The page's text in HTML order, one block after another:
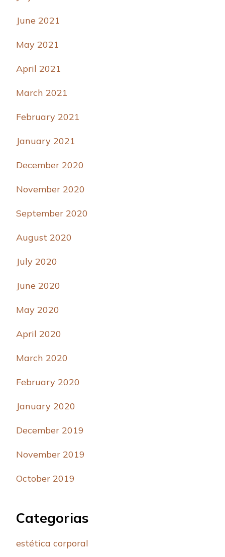
June 2021
May 2021
April 2021
March 2021
February 2021
January 2021
December 2020
November 2020
September 2020
August 2020
July 2020
June 2020
May 2020
April 2020
March 2020
February 2020
January 2020
December 2019
November 2019
October 2019
Categorias
estética corporal